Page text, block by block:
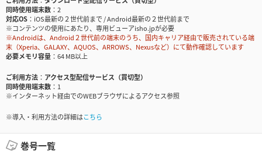
同時使用端末数
2
対応OS
iOS最新の２世代前まで / Android最新の２世代前まで
※コンテンツの使用にあたり、専用ビューアisho.jpが必要
※Androidは、Android２世代前の端末のうち、国内キャリア経由で販売されている端
末（Xperia、GALAXY、AQUOS、ARROWS、Nexusなど）にて動作確認しています
必要メモリ容量
64 MB以上
ご利用方法
アクセス型配信サービス（買切型）
同時使用端末数
1
※インターネット経由でのWEBブラウザによるアクセス参照
※導入・利用方法の詳細はこちら
巻号一覧